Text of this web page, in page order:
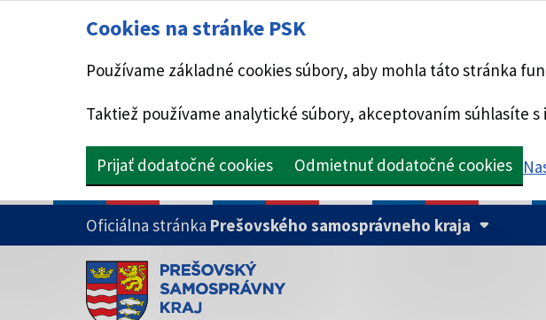
Cookies na stránke PSK
Používame základné cookies súbory, aby mohla táto stránka
Taktiež používame analytické súbory, akceptovaním súhlasíte
Prijať dodatočné cookies Odmietnuť dodatočné cookies
PRESKOČIŤ NA HLAVNÝ OBSAH
Oficiálna stránka Prešovského samosprávneho kraja
Doména psk.sk je oficiálna